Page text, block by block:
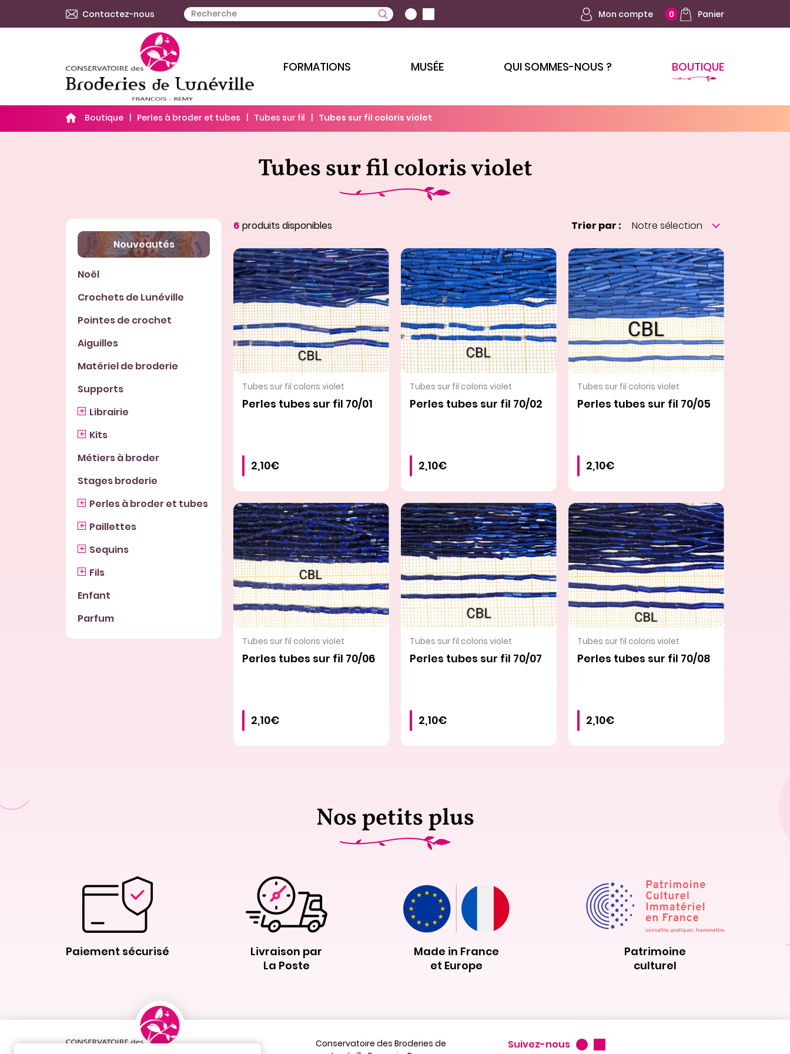
Contactez-nous Mon compte 0 Panier
FORMATIONS MUSÉE QUI SOMMES-NOUS ? BOUTIQUE
Boutique Perles à broder et tubes Tubes sur fil Tubes sur fil coloris violet
Tubes sur fil coloris violet
6 produits disponibles Trier par :
VOIR LE PRODUIT
Tubes sur fil coloris violet
Perles tubes sur fil 70/01
2,10€
VOIR LE PRODUIT
Tubes sur fil coloris violet
Perles tubes sur fil 70/02
2,10€
VOIR LE PRODUIT
Tubes sur fil coloris violet
Perles tubes sur fil 70/05
2,10€
VOIR LE PRODUIT
Tubes sur fil coloris violet
Perles tubes sur fil 70/06
2,10€
VOIR LE PRODUIT
Tubes sur fil coloris violet
Perles tubes sur fil 70/07
2,10€
VOIR LE PRODUIT
Tubes sur fil coloris violet
Perles tubes sur fil 70/08
2,10€
Nouveautés
Noël
Crochets de Lunéville
Pointes de crochet
Aiguilles
Matériel de broderie
Supports
Librairie
Kits
Métiers à broder
Stages broderie
Perles à broder et tubes
Paillettes
Sequins
Fils
Enfant
Parfum
Nos petits plus
Paiement sécurisé
Livraison par
La Poste
Made in France
et Europe
Patrimoine
culturel
Conservatoire des Broderies de
Suivez-nous